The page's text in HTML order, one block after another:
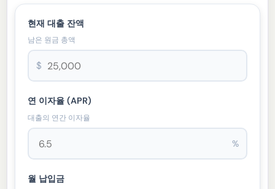
현재 대출 잔액
남은 원금 총액
$
연 이자율 (APR)
대출의 연간 이자율
%
월 납입금